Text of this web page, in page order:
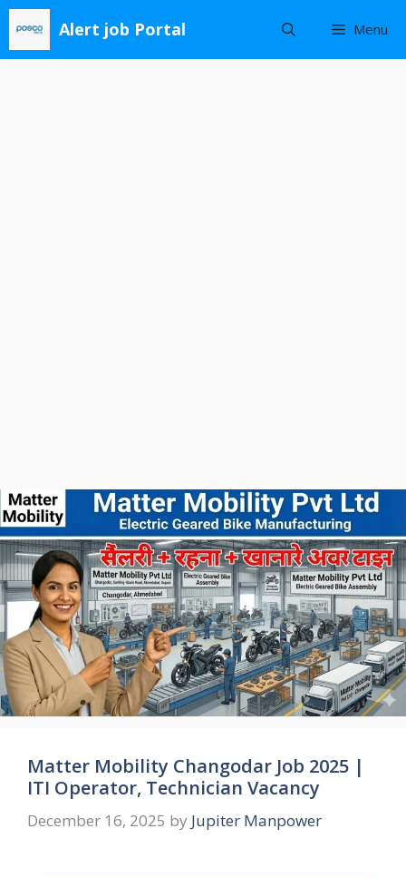
Skip
content
Alert job Portal Menu
Matter Mobility Changodar Job 2025 |
ITI Operator, Technician Vacancy
December 16, 2025 by Jupiter Manpower